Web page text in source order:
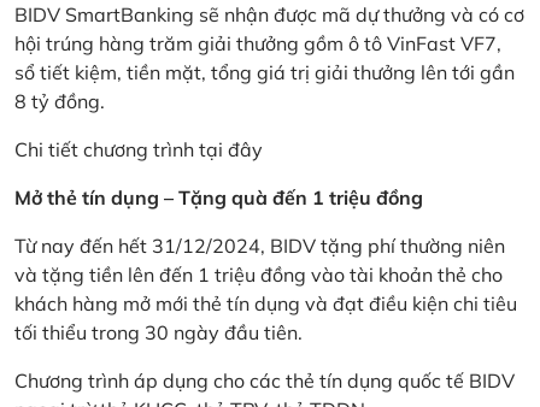
BIDV SmartBanking sẽ nhận được mã dự thưởng và có cơ
hội trúng hàng trăm giải thưởng gồm ô tô VinFast VF7,
sổ tiết kiệm, tiền mặt, tổng giá trị giải thưởng lên tới gần
8 tỷ đồng.
Chi tiết chương trình tại đây
Mở thẻ tín dụng – Tặng quà đến 1 triệu đồng
Từ nay đến hết 31/12/2024, BIDV tặng phí thường niên
và tặng tiền lên đến 1 triệu đồng vào tài khoản thẻ cho
khách hàng mở mới thẻ tín dụng và đạt điều kiện chi tiêu
tối thiểu trong 30 ngày đầu tiên.
Chương trình áp dụng cho các thẻ tín dụng quốc tế BIDV